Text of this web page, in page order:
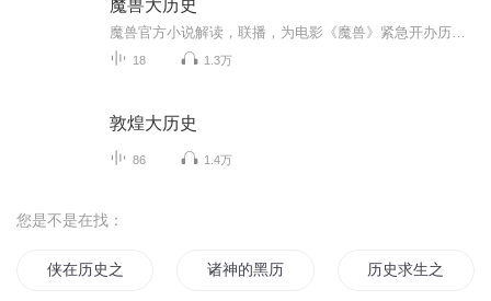
魔兽大历史
18 1.3万
敦煌大历史
86 1.4万
您是不是在找：
侠在历史之战国风云 诸神的黑历史 历史求生之路